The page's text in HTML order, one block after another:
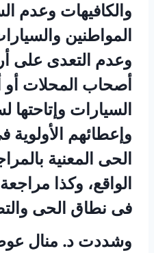
والكافيهات وعدم
المواطنين
وعدم التعدى على
أصحاب المحلات أو
السيارات وإتاحتها
وإعطائهم
الحى المعنية
الواقع، وكذا
فى نطاق الحى
وشددت د. منال